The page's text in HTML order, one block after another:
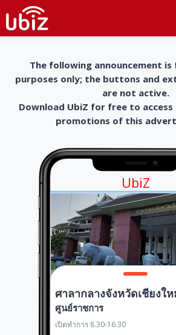
The following announcement
purposes only; the buttons and
are not active.
Download UbiZ for free to
promotions of this
UbiZ
ศาลากลางจังหวัดเชียงใ
ศูนย์ราชการ
เปิดทำการ 8.30-16.30